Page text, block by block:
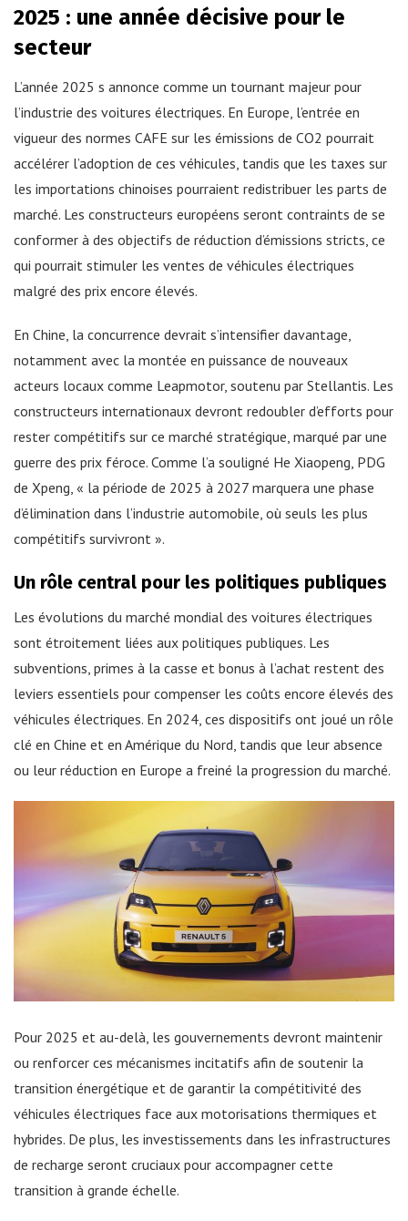
2025 : une année décisive pour le
secteur
L’année 2025 s annonce comme un tournant majeur pour
l’industrie des voitures électriques. En Europe, l’entrée en
vigueur des normes CAFE sur les émissions de CO2 pourrait
accélérer l’adoption de ces véhicules, tandis que les taxes sur
les importations chinoises pourraient redistribuer les parts de
marché. Les constructeurs européens seront contraints de se
conformer à des objectifs de réduction d’émissions stricts, ce
qui pourrait stimuler les ventes de véhicules électriques
malgré des prix encore élevés.
En Chine, la concurrence devrait s’intensifier davantage,
notamment avec la montée en puissance de nouveaux
acteurs locaux comme Leapmotor, soutenu par Stellantis. Les
constructeurs internationaux devront redoubler d’efforts pour
rester compétitifs sur ce marché stratégique, marqué par une
guerre des prix féroce. Comme l’a souligné He Xiaopeng, PDG
de Xpeng, « la période de 2025 à 2027 marquera une phase
d’élimination dans l’industrie automobile, où seuls les plus
compétitifs survivront ».
Un rôle central pour les politiques publiques
Les évolutions du marché mondial des voitures électriques
sont étroitement liées aux politiques publiques. Les
subventions, primes à la casse et bonus à l’achat restent des
leviers essentiels pour compenser les coûts encore élevés des
véhicules électriques. En 2024, ces dispositifs ont joué un rôle
clé en Chine et en Amérique du Nord, tandis que leur absence
ou leur réduction en Europe a freiné la progression du marché.
Pour 2025 et au-delà, les gouvernements devront maintenir
ou renforcer ces mécanismes incitatifs afin de soutenir la
transition énergétique et de garantir la compétitivité des
véhicules électriques face aux motorisations thermiques et
hybrides. De plus, les investissements dans les infrastructures
de recharge seront cruciaux pour accompagner cette
transition à grande échelle.